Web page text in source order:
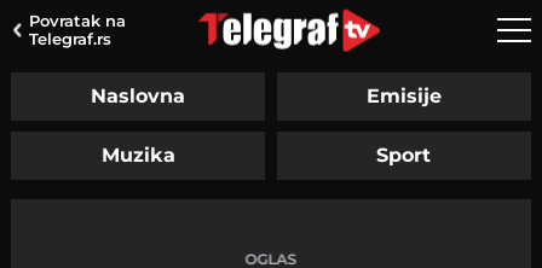
Povratak na
Telegraf.rs
Naslovna Emisije
Muzika Sport